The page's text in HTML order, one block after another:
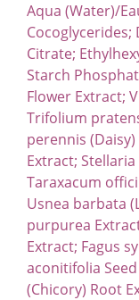
Aqua (Water)/
Cocoglycerides;
Citrate;
Starch
Flower Extract;
Trifolium
perennis
Extract;
Taraxacum
Usnea barbata
purpurea
Extract; Fagus
aconitifolia
(Chicory) Root